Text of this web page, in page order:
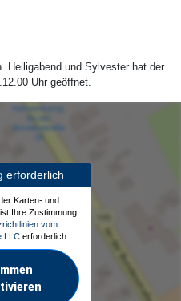
Heiligabend und Sylvester hat der
Uhr geöffnet.
erforderlich
Karten- und
Ihre Zustimmung
vom
LLC erforderlich.